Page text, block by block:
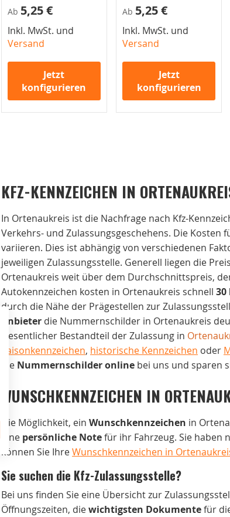
Ab 5,25 €
Inkl. MwSt. und
Versand
Jetzt
konfigurieren
Pkw
Ab 5,25 €
Inkl. MwSt. und
Versand
Jetzt
konfigurieren
KFZ-KENNZEICHEN IN
In Ortenaukreis ist die Nachfrage nach Kfz-
Verkehrs- und Zulassungsgeschehens. Die
variieren. Dies ist abhängig von verschiedenen
jeweiligen Zulassungsstelle. Generell liegen die
Ortenaukreis weit über dem Durchschnittspreis,
Autokennzeichen kosten in Ortenaukreis schnell 30
durch die Nähe der Prägestellen zur
Anbieter die Nummernschilder in Ortenaukreis
wesentlicher Bestandteil der Zulassung in
Saisonkennzeichen, historische Kennzeichen oder
die Nummernschilder online bei uns und sparen
WUNSCHKENNZEICHEN IN
Die Möglichkeit, ein Wunschkennzeichen in
eine persönliche Notefür ihr Fahrzeug. Sie haben
können Sie IhreWunschkennzeichen in
Sie suchen die Kfz-Zulassungsstelle?
Bei uns finden Sie eine Übersicht zur
Öffnungszeiten, diewichtigsten Dokumentefür